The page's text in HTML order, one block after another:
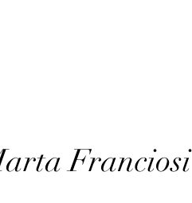
Franciosi